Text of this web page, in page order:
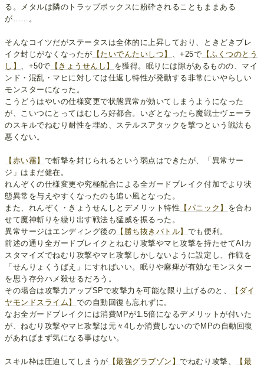
る。メタルは隣のトラップボックスに粉砕されることもままある
が……。
そんなコイツだがステータスは全体的に上昇しており、ときどきブレ
イク封じがなくなったが 【たいでんたいしつ】 、+25で 【ふくつのとう
し】
、+50で 【きょうせんし】 を獲得。眠りには隙があるものの、マイ
ンド・混乱・マヒに対しては仕返し特性が発動する非常にいやらしい
モンスターになった。
こうどうはやいの仕様変更で状態異常が効いてしまうようになった
が、こいつにとってはむしろ好都合。いざとなったら魔戦士ヴェーラ
のスキルでねむり耐性を埋め、ステルスアタックを撃つという戦法も
悪くない。
【赤い霧】 で斬撃を封じられるという弱点はできたが、「異常サー
ジ」はまだ健在。
れんぞくの仕様変更や究極配合による全ガードブレイク付加でより状
態異常を与えやすくなったのも追い風となった。
また、れんぞく・きょうせんしとデメリット特性 【パニック】 を合わ
せて魔神斬りを繰り出す戦法も猛威を振るった。
異常サージはエンディング後の 【勝ち抜きバトル】 でも便利。
前述の通り全ガードブレイクとねむり攻撃やマヒ攻撃を持たせてAIカ
スタマイズでねむり攻撃やマヒ攻撃しかしないように設定し、作戦を
「せんりょくうばえ」にすればいい。眠りや麻痺が有効なモンスター
を思う存分ハメ殺せるだろう。
その場合は攻撃力アップSPで攻撃力を可能な限り上げるのと、
【ダイ
ヤモンドスライム】 での自動回復も忘れずに。
なお全ガードブレイクには消費MPが1.5倍になるデメリットが付いた
が、ねむり攻撃やマヒ攻撃は元々4しか消費しないのでMPの自動回復
があればまず気になる事はない。
スキル枠は圧迫してしまうが 【最強グラブゾン】でねむり攻撃、
【最